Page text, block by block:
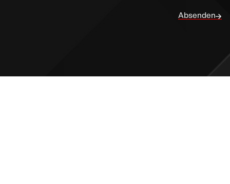
Absenden